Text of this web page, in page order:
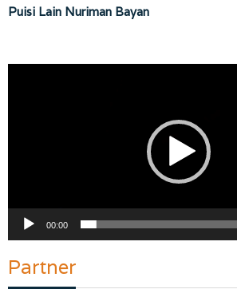
Puisi Lain Nuriman Bayan
00:00
Partner